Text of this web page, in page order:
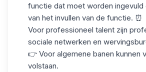
functie dat moet worden ingevuld
van het invullen van de functie. ⏰
Voor professioneel talent zijn
sociale netwerken en
👉 Voor algemene banen kunnen
volstaan.